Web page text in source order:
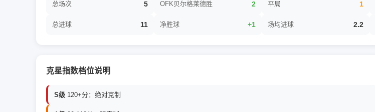
总场次 5 OFK贝尔格莱德胜 2 平局 1
总进球 11 净胜球 +1 场均进球 2.2
克星指数档位说明
S级 120+分：绝对克制